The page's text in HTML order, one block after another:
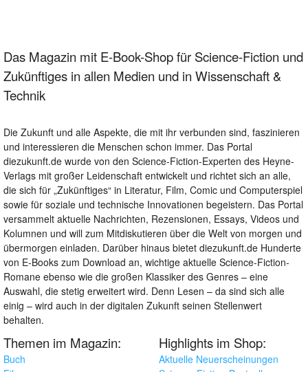
Das Magazin mit E-Book-Shop für Science-Fiction und
Zukünftiges in allen Medien und in Wissenschaft &
Technik
Die Zukunft und alle Aspekte, die mit ihr verbunden sind, faszinieren
und interessieren die Menschen schon immer. Das Portal
diezukunft.de wurde von den Science-Fiction-Experten des Heyne-
Verlags mit großer Leidenschaft entwickelt und richtet sich an alle,
die sich für „Zukünftiges“ in Literatur, Film, Comic und Computerspiel
sowie für soziale und technische Innovationen begeistern. Das Portal
versammelt aktuelle Nachrichten, Rezensionen, Essays, Videos und
Kolumnen und will zum Mitdiskutieren über die Welt von morgen und
übermorgen einladen. Darüber hinaus bietet diezukunft.de Hunderte
von E-Books zum Download an, wichtige aktuelle Science-Fiction-
Romane ebenso wie die großen Klassiker des Genres – eine
Auswahl, die stetig erweitert wird. Denn Lesen – da sind sich alle
einig – wird auch in der digitalen Zukunft seinen Stellenwert
behalten.
Themen im Magazin:
Buch
Highlights im Shop:
Aktuelle Neuerscheinungen